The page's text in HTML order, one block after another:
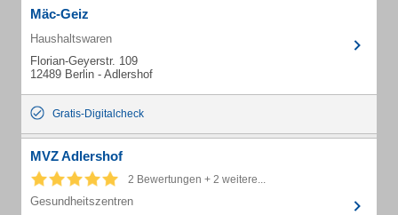
Mäc-Geiz
Haushaltswaren
Florian-Geyerstr. 109
12489 Berlin - Adlershof
Gratis-Digitalcheck
MVZ Adlershof
2 Bewertungen + 2 weitere...
Gesundheitszentren